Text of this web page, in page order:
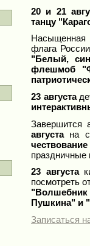
20 и 21
танцу
Насыщенная
флага
"Белый,
флешмоб
23 августа
Завершится
августана
праздничные
23 августа
посмотреть
Пушкина" и
Записаться